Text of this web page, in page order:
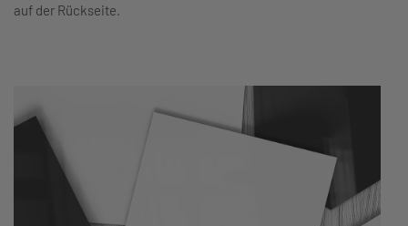
auf der Rückseite.